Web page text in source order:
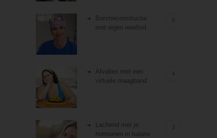
Borstreconstructie
met eigen weefsel
5
Afvallen met een
virtuele maagband
4
Lachend met je
hormonen in balans
3